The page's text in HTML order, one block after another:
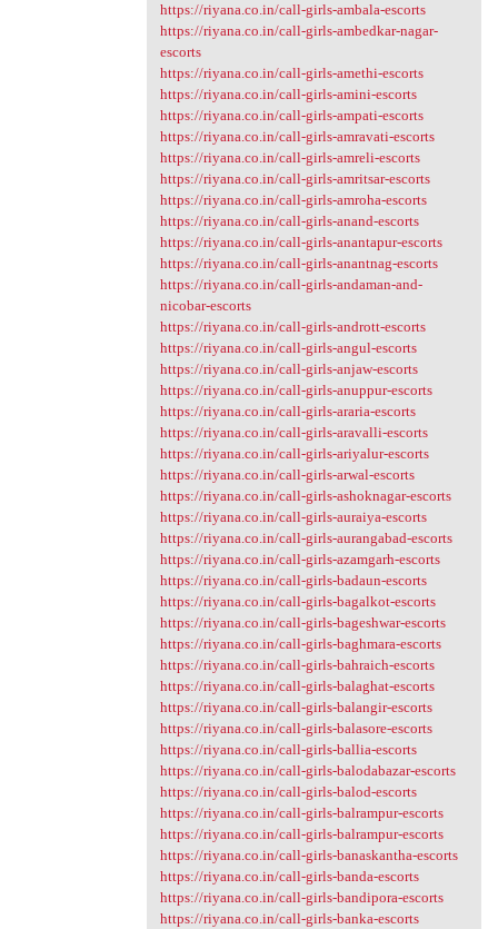
https://riyana.co.in/call-girls-ambala-escorts
https://riyana.co.in/call-girls-ambedkar-nagar-
escorts
https://riyana.co.in/call-girls-amethi-escorts
https://riyana.co.in/call-girls-amini-escorts
https://riyana.co.in/call-girls-ampati-escorts
https://riyana.co.in/call-girls-amravati-escorts
https://riyana.co.in/call-girls-amreli-escorts
https://riyana.co.in/call-girls-amritsar-escorts
https://riyana.co.in/call-girls-amroha-escorts
https://riyana.co.in/call-girls-anand-escorts
https://riyana.co.in/call-girls-anantapur-escorts
https://riyana.co.in/call-girls-anantnag-escorts
https://riyana.co.in/call-girls-andaman-and-
nicobar-escorts
https://riyana.co.in/call-girls-andrott-escorts
https://riyana.co.in/call-girls-angul-escorts
https://riyana.co.in/call-girls-anjaw-escorts
https://riyana.co.in/call-girls-anuppur-escorts
https://riyana.co.in/call-girls-araria-escorts
https://riyana.co.in/call-girls-aravalli-escorts
https://riyana.co.in/call-girls-ariyalur-escorts
https://riyana.co.in/call-girls-arwal-escorts
https://riyana.co.in/call-girls-ashoknagar-escorts
https://riyana.co.in/call-girls-auraiya-escorts
https://riyana.co.in/call-girls-aurangabad-escorts
https://riyana.co.in/call-girls-azamgarh-escorts
https://riyana.co.in/call-girls-badaun-escorts
https://riyana.co.in/call-girls-bagalkot-escorts
https://riyana.co.in/call-girls-bageshwar-escorts
https://riyana.co.in/call-girls-baghmara-escorts
https://riyana.co.in/call-girls-bahraich-escorts
https://riyana.co.in/call-girls-balaghat-escorts
https://riyana.co.in/call-girls-balangir-escorts
https://riyana.co.in/call-girls-balasore-escorts
https://riyana.co.in/call-girls-ballia-escorts
https://riyana.co.in/call-girls-balodabazar-escorts
https://riyana.co.in/call-girls-balod-escorts
https://riyana.co.in/call-girls-balrampur-escorts
https://riyana.co.in/call-girls-balrampur-escorts
https://riyana.co.in/call-girls-banaskantha-escorts
https://riyana.co.in/call-girls-banda-escorts
https://riyana.co.in/call-girls-bandipora-escorts
https://riyana.co.in/call-girls-banka-escorts